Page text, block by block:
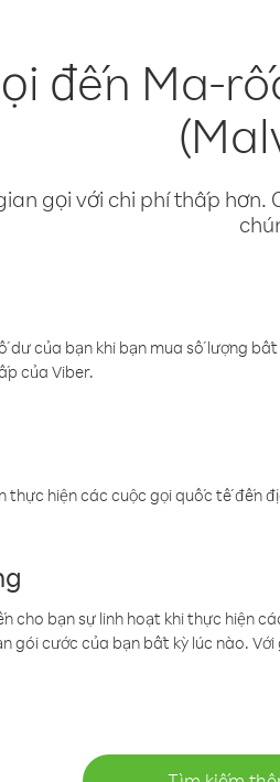
đến Ma-
gọi với chi phí thấp
của bạn khi bạn mua số lượng
của Viber.
thực hiện các cuộc gọi quốc tế đến
cho bạn sự linh hoạt khi thực hiện
gói cước của bạn bất kỳ lúc nào.